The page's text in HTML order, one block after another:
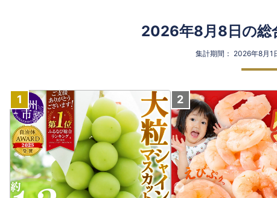
2026年8月8日の総
集計期間： 2026年8月1